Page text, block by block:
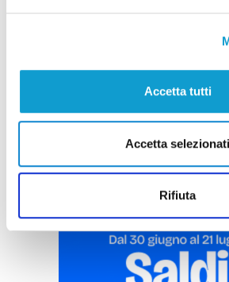
Accetta tutti
Accetta selezionati
Rifiuta
Pubblicità